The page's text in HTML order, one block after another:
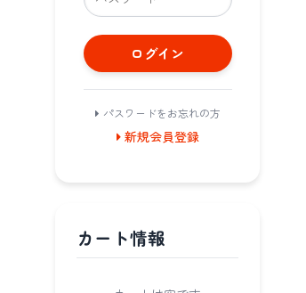
ログイン
パスワードをお忘れの方
新規会員登録
カート情報